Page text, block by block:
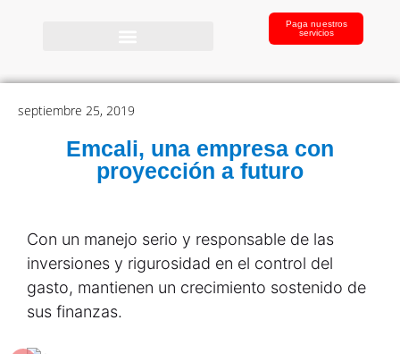
Paga nuestros
servicios
septiembre 25, 2019
Emcali, una empresa con
proyección a futuro
Con un manejo serio y responsable de las
inversiones y rigurosidad en el control del
gasto, mantienen un crecimiento sostenido de
sus finanzas.